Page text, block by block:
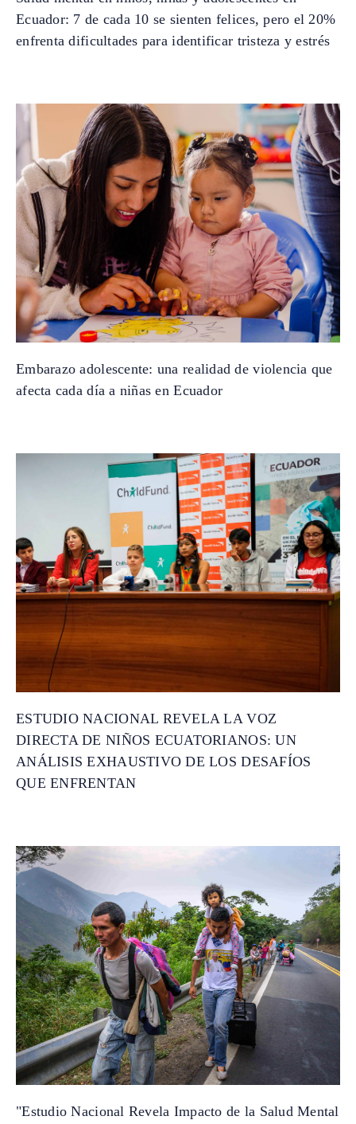
Ecuador: 7 de cada 10 se sienten felices, pero el 20%
enfrenta dificultades para identificar tristeza y estrés
Embarazo adolescente: una realidad de violencia que
afecta cada día a niñas en Ecuador
ESTUDIO NACIONAL REVELA LA VOZ
DIRECTA DE NIÑOS ECUATORIANOS: UN
ANÁLISIS EXHAUSTIVO DE LOS DESAFÍOS
QUE ENFRENTAN
"Estudio Nacional Revela Impacto de la Salud Mental